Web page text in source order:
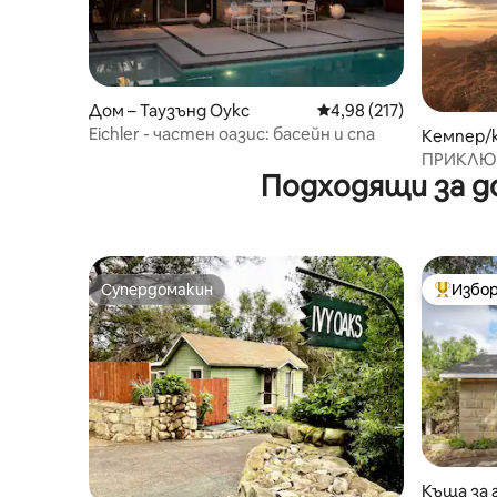
Дом – Таузънд Оукс Средна оценка: 4,98
4,98 (217)
Eichler - частен оазис: басейн и спа
Кемпер/
у
Подходящи за
Супердомакин
Супердомакин Най-
Къща за